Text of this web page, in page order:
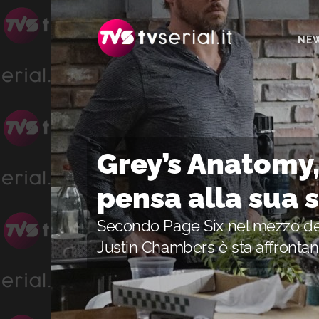
alla
navigazione
primaria
al
contenuto
principale
alla
barra
laterale
primaria
Grey’s
pensa alla sua
Secondo Page Six nel mezzo
Justin Chambers è sta